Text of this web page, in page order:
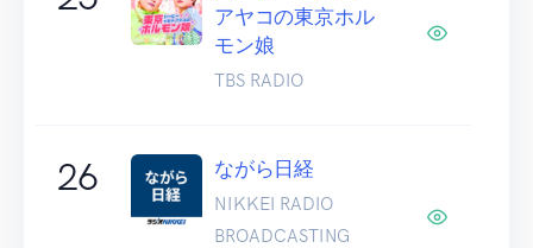
アヤコの東京ホル
モン娘
TBS RADIO
26 ながら日経
NIKKEI RADIO
BROADCASTING